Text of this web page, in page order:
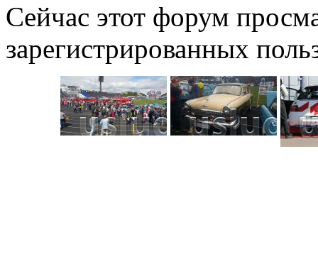
Сейчас этот форум
зарегистрированных